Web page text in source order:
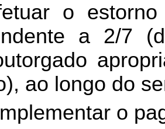
o
a 2/7
ao longo do
o